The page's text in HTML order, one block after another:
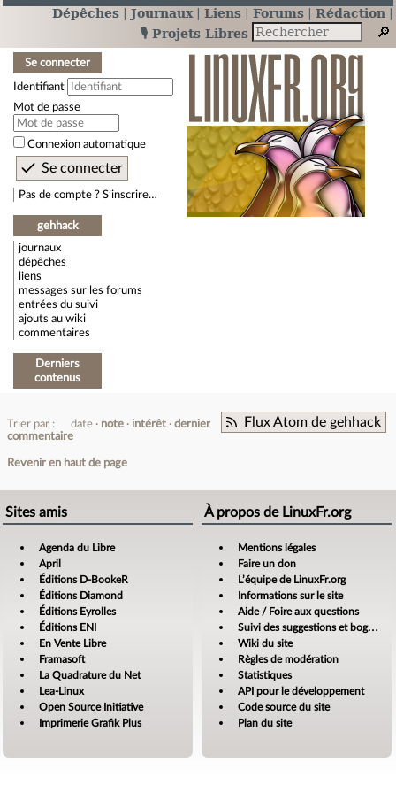
Dépêches Journaux Liens Forums
Rédaction
🎙️ Projets Libres
Se connecter
Identifiant
Mot de passe
Connexion automatique
Pas de compte ? S’inscrire…
gehhack
journaux
dépêches
liens
messages sur les forums
entrées du suivi
ajouts au wiki
commentaires
Derniers
contenus
Flux Atom de gehhack
Trier par : date note intérêt
dernier
commentaire
Revenir en haut de page
Sites amis
Agenda du Libre
April
Éditions D-BookeR
Éditions Diamond
Éditions Eyrolles
Éditions ENI
En Vente Libre
Framasoft
La Quadrature du Net
Lea-Linux
Open Source Initiative
Imprimerie Grafik Plus
À propos de LinuxFr.org
Mentions légales
Faire un don
L’équipe de LinuxFr.org
Informations sur le site
Aide / Foire aux questions
Suivi des suggestions et bogues
Wiki du site
Règles de modération
Statistiques
API pour le développement
Code source du site
Plan du site